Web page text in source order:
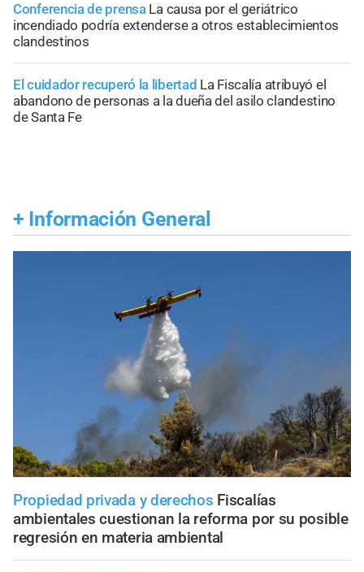
Conferencia de prensa La causa por el geriátrico
incendiado podría extenderse a otros establecimientos
clandestinos
El cuidador recuperó la libertad La Fiscalía atribuyó el
abandono de personas a la dueña del asilo clandestino
de Santa Fe
+ Información General
Propiedad privada y derechos Fiscalías
ambientales cuestionan la reforma por su posible
regresión en materia ambiental